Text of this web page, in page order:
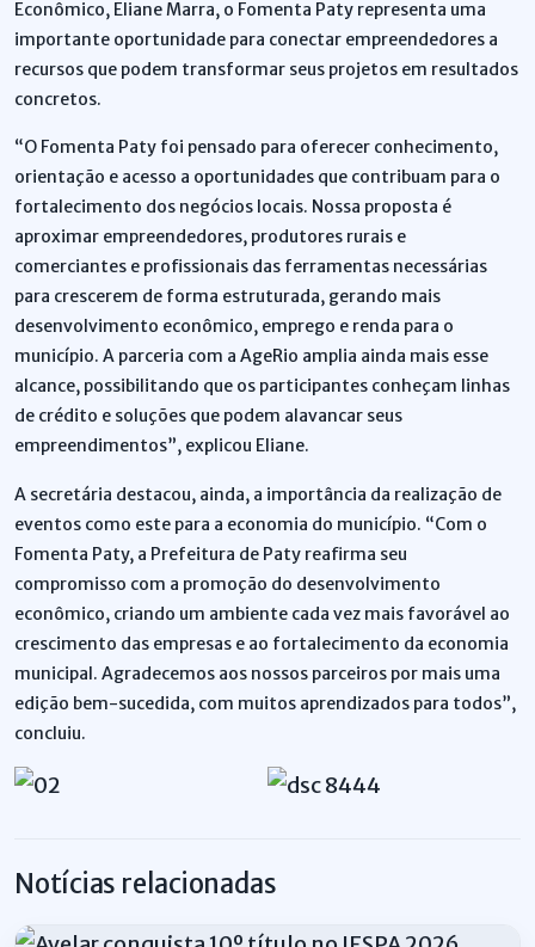
Econômico, Eliane Marra, o Fomenta Paty representa uma
importante oportunidade para conectar empreendedores a
recursos que podem transformar seus projetos em resultados
concretos.
“O Fomenta Paty foi pensado para oferecer conhecimento,
orientação e acesso a oportunidades que contribuam para o
fortalecimento dos negócios locais. Nossa proposta é
aproximar empreendedores, produtores rurais e
comerciantes e profissionais das ferramentas necessárias
para crescerem de forma estruturada, gerando mais
desenvolvimento econômico, emprego e renda para o
município. A parceria com a AgeRio amplia ainda mais esse
alcance, possibilitando que os participantes conheçam linhas
de crédito e soluções que podem alavancar seus
empreendimentos”, explicou Eliane.
A secretária destacou, ainda, a importância da realização de
eventos como este para a economia do município. “Com o
Fomenta Paty, a Prefeitura de Paty reafirma seu
compromisso com a promoção do desenvolvimento
econômico, criando um ambiente cada vez mais favorável ao
crescimento das empresas e ao fortalecimento da economia
municipal. Agradecemos aos nossos parceiros por mais uma
edição bem-sucedida, com muitos aprendizados para todos”,
concluiu.
Notícias relacionadas